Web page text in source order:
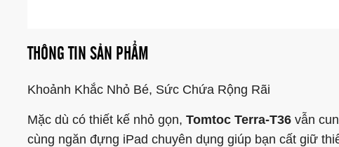
THÔNG TIN SẢN PHẨM
Khoảnh Khắc Nhỏ Bé, Sức Chứa Rộng Rãi
Mặc dù có thiết kế nhỏ gọn, Tomtoc Terra-T36vẫn
cùng ngăn đựng iPad chuyên dụng giúp bạn cất giữ